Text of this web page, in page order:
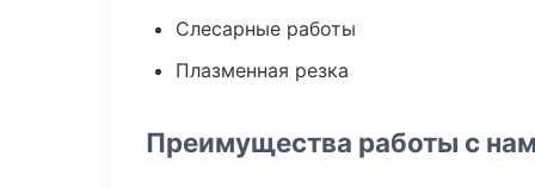
Слесарные работы
Плазменная резка
Преимущества работы с